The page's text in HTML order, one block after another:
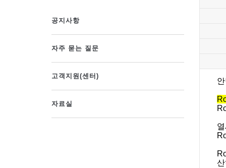
공지사항
자주 묻는 질문
고객지원(센터)
자료실